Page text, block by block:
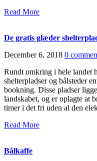
Read More
De gratis glæder
December 6, 2018 0
Rundt omkring i hele landet
shelterpladser og bålsteder
bookning. Disse pladser
landskabet, og er oplagte at
timer i det fri uden al den
Read More
Bålkaffe